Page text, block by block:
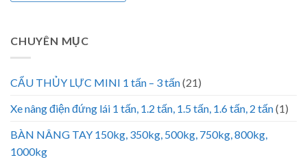
CHUYÊN MỤC
CẨU THỦY LỰC MINI 1 tấn – 3 tấn(21)
Xe nâng điện đứng lái 1 tấn, 1.2 tấn, 1.5 tấn, 1.6 tấn, 2 tấn(1)
BÀN NÂNG TAY 150kg, 350kg, 500kg, 750kg, 800kg,
1000kg